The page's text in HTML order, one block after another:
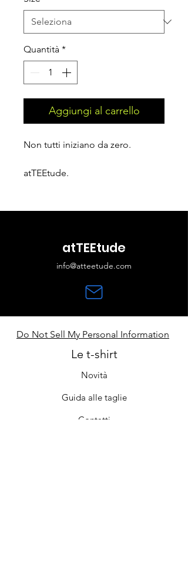
Quantità *
Aggiungi al carrello
Non tutti iniziano da zero.
atTEEtude.
atTEEtude
info@atteetude.com
Do Not Sell My Personal Information
Le t-shirt
Novità
Guida alle taglie
Contatti